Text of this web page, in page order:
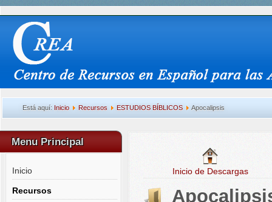
Está aquí: Inicio Recursos ESTUDIOS BÍBLICOS Apocalipsis
Menu Principal
Inicio
Recursos
Inicio de Descargas